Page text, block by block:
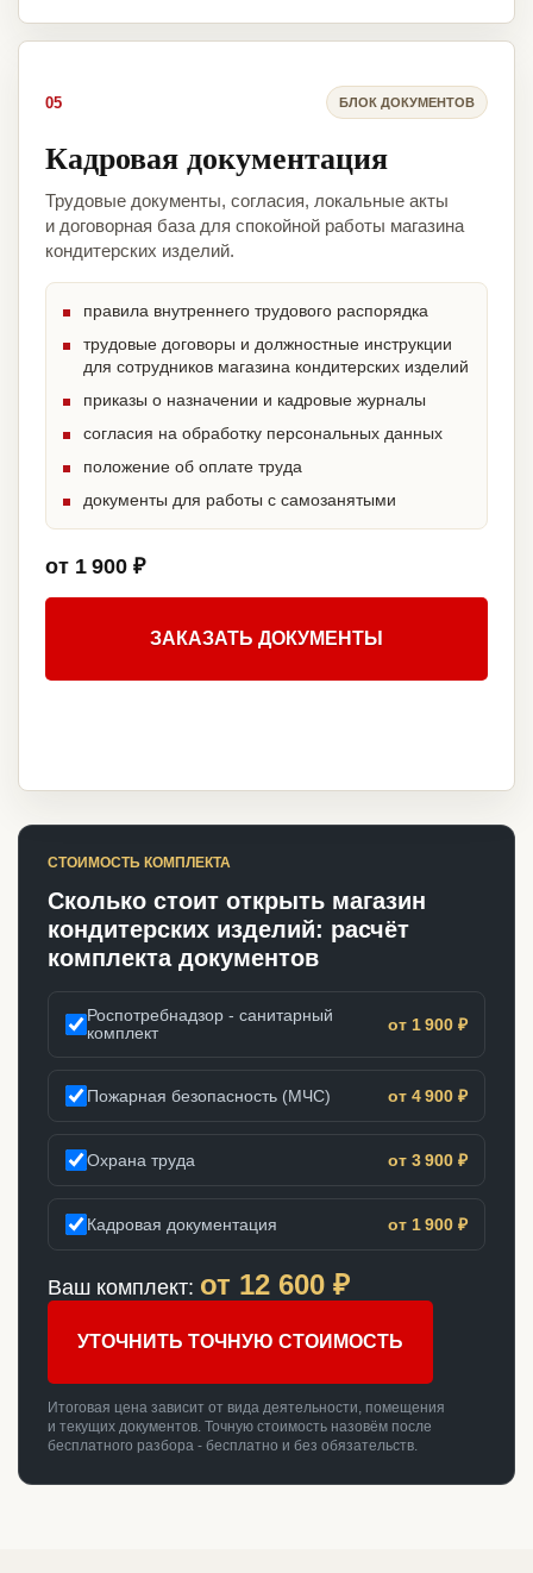
05 БЛОК ДОКУМЕНТОВ
Кадровая документация
Трудовые документы, согласия, локальные акты
и договорная база для спокойной работы магазина
кондитерских изделий.
правила внутреннего трудового распорядка
трудовые договоры и должностные инструкции
для сотрудников магазина кондитерских изделий
приказы о назначении и кадровые журналы
согласия на обработку персональных данных
положение об оплате труда
документы для работы с самозанятыми
от 1 900 ₽
ЗАКАЗАТЬ ДОКУМЕНТЫ
СТОИМОСТЬ КОМПЛЕКТА
Сколько стоит открыть магазин
кондитерских изделий: расчёт
комплекта документов
Роспотребнадзор - санитарный
комплект
от 1 900 ₽
Пожарная безопасность (МЧС) от 4 900 ₽
Охрана труда от 3 900 ₽
Кадровая документация от 1 900 ₽
Ваш комплект: от 12 600 ₽
УТОЧНИТЬ ТОЧНУЮ СТОИМОСТЬ
Итоговая цена зависит от вида деятельности, помещения
и текущих документов. Точную стоимость назовём после
бесплатного разбора - бесплатно и без обязательств.